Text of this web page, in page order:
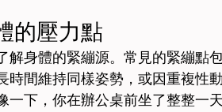
的壓力點
解身體的緊繃源。常見的緊繃點
時間維持同樣姿勢，或因重複性
一下，你在辦公桌前坐了整整一